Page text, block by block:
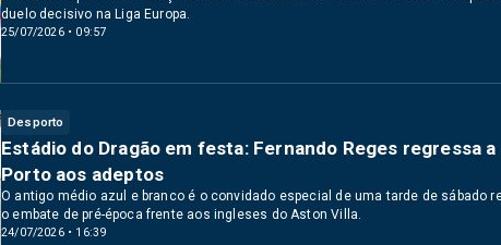
25/07/2026 • 09:57
duelo decisivo na Liga Europa.
Desporto
24/07/2026 • 16:39
Estádio do Dragão em festa: Fernando Reges regressa
Porto aos adeptos
O antigo médio azul e branco é o convidado especial de uma tarde de sábado
o embate de pré-época frente aos ingleses do Aston Villa.